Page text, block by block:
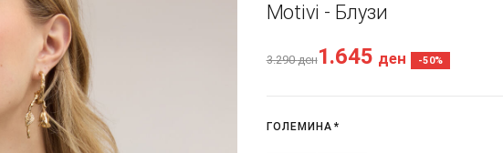
Motivi - Блузи
3.290ден1.645 ден -50%
ГОЛЕМИНА *